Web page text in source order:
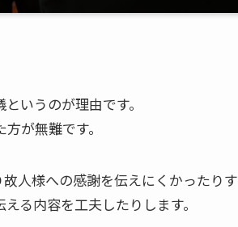
いうのが理由です。
が無難です。
人様への感謝を伝えにくかったりす
る内容を工夫したりします。